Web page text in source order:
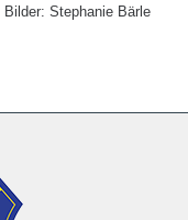
Bilder: Stephanie Bärle